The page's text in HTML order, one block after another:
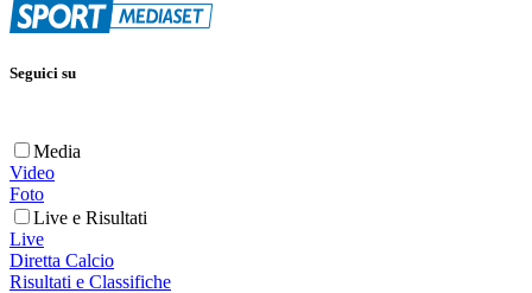
Seguici su
Media
Video
Foto
Live e Risultati
Live
Diretta Calcio
Risultati e Classifiche